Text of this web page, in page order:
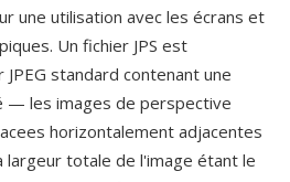
une utilisation avec les écrans et
Un fichier JPS est
standard contenant une
— les images de perspective
horizontalement adjacentes
largeur totale de l'image étant le